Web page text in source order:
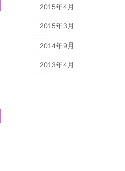
2015年4月
2015年3月
2014年9月
2013年4月